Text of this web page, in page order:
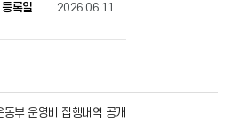
등록일 2026.06.11
부 운영비 집행내역 공개